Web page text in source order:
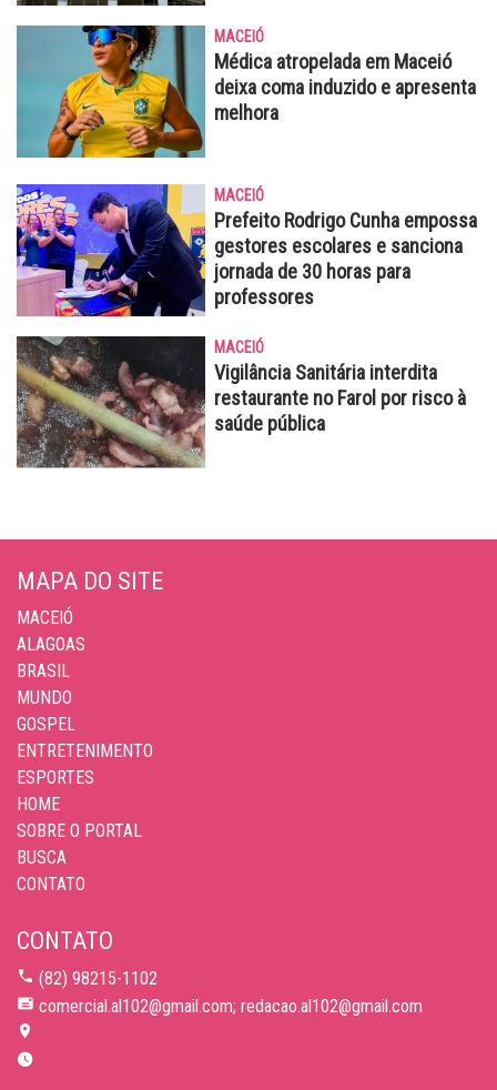
MACEIÓ
Médica atropelada em Maceió
deixa coma induzido e apresenta
melhora
MACEIÓ
Prefeito Rodrigo Cunha empossa
gestores escolares e sanciona
jornada de 30 horas para
professores
MACEIÓ
Vigilância Sanitária interdita
restaurante no Farol por risco à
saúde pública
MAPA DO SITE
MACEIÓ
ALAGOAS
BRASIL
MUNDO
GOSPEL
ENTRETENIMENTO
ESPORTES
HOME
SOBRE O PORTAL
BUSCA
CONTATO
CONTATO
(82) 98215-1102
comercial.al102@gmail.com; redacao.al102@gmail.com